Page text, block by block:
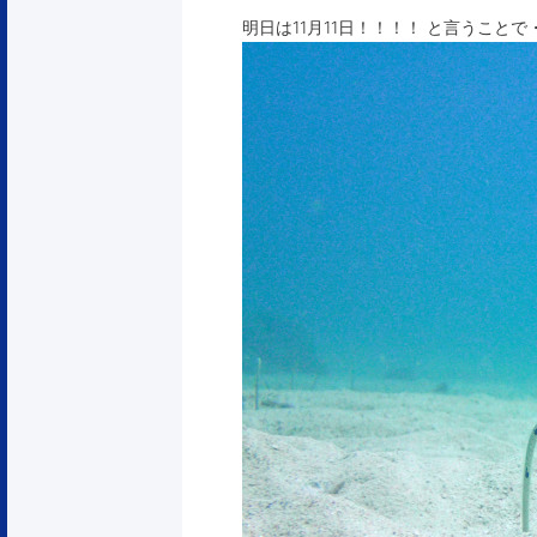
明日は11月11日！！！！ と言うことで